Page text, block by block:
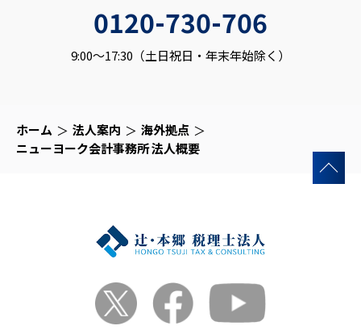
0120-730-706
9:00～17:30（土日祝日・年末年始除く）
ホーム 法人案内
海外拠点
ニューヨーク会計事務所 法人概要